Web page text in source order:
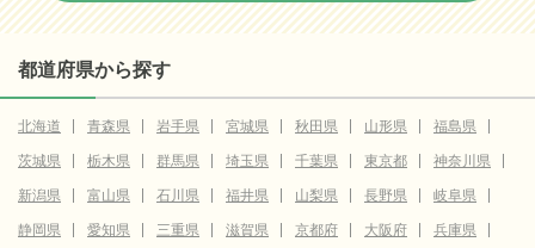
都道府県から探す
北海道 青森県 岩手県 宮城県 秋田県 山形県
福島県
茨城県
栃木県 群馬県 埼玉県 千葉県 東京都
神奈川県
新潟県
富山県 石川県 福井県 山梨県 長野県
岐阜県
静岡県
愛知県 三重県 滋賀県 京都府 大阪府 兵庫県